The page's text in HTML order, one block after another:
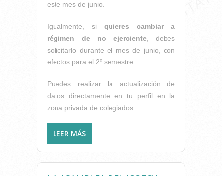
este mes de junio.
Igualmente, si quieres cambiar a
régimen de no ejerciente , debes
solicitarlo durante el mes de junio, con
efectos para el 2º semestre.
Puedes realizar la actualización de
datos directamente en tu perfil en la
zona privada de colegiados.
LEER MÁS
RECUERDA QUE...